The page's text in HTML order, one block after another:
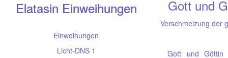
Elatasin Einweihungen
Einweihungen
Licht-DNS 1
Elatasin Einweihungen Gott und
Gott und
Verschmelzung der